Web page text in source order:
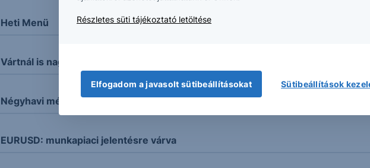
Heti Menü
Vártnál is nagyobb rekord
Négyhavi mélyponton a forint
EURUSD: munkapiaci jelentésre várva
Részletes süti tájékoztató letöltése
Elfogadom a javasolt sütibeállításokat Sütibeállítások